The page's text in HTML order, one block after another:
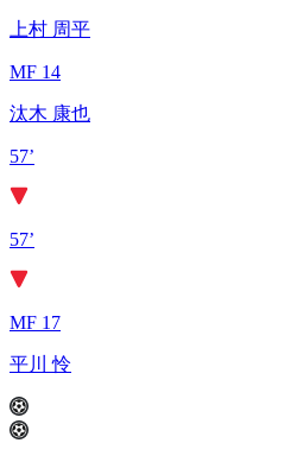
上村 周平
MF 14
汰木 康也
57’
57’
MF 17
平川 怜